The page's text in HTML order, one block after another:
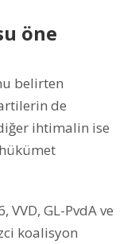
öne
belirten
de
ihtimalin ise
hükümet
GL-PvdA ve
koalisyon